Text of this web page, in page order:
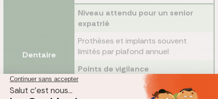
Dentaire
Niveau attendu pour un senior
expatrié
Prothèses et implants souvent
limités par plafond annuel
Points de vigilance
Sujet sensible après 60 ans, à
comparer poste par poste